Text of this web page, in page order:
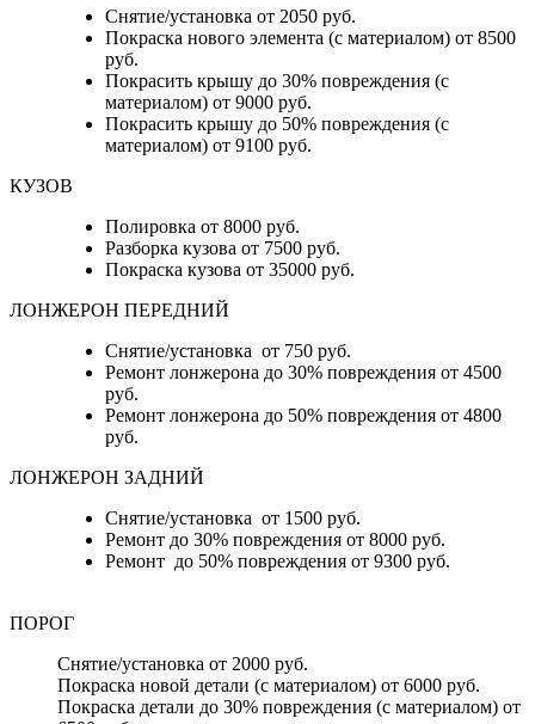
Снятие/установка от 2050 руб.
Покраска нового элемента (с материалом) от 8500
руб.
Покрасить крышу до 30% повреждения (с
материалом) от 9000 руб.
Покрасить крышу до 50% повреждения (с
материалом) от 9100 руб.
КУЗОВ
Полировка от 8000 руб.
Разборка кузова от 7500 руб.
Покраска кузова от 35000 руб.
ЛОНЖЕРОН ПЕРЕДНИЙ
Снятие/установка от 750 руб.
Ремонт лонжерона до 30% повреждения от 4500
руб.
Ремонт лонжерона до 50% повреждения от 4800
руб.
ЛОНЖЕРОН ЗАДНИЙ
Снятие/установка от 1500 руб.
Ремонт до 30% повреждения от 8000 руб.
Ремонт до 50% повреждения от 9300 руб.
ПОРОГ
Снятие/установка от 2000 руб.
Покраска новой детали (с материалом) от 6000 руб.
Покраска детали до 30% повреждения (с материалом) от